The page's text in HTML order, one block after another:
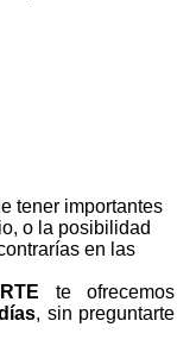
tener importantes
o la posibilidad
en las
te ofrecemos
, sin preguntarte